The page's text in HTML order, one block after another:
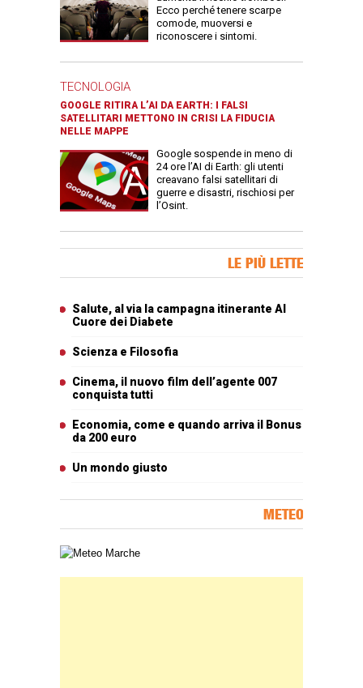
Ecco perché tenere scarpe
comode, muoversi e
riconoscere i sintomi.
TECNOLOGIA
GOOGLE RITIRA L’AI DA EARTH: I FALSI
SATELLITARI METTONO IN CRISI LA FIDUCIA
NELLE MAPPE
Google sospende in meno di
24 ore l’AI di Earth: gli utenti
creavano falsi satellitari di
guerre e disastri, rischiosi per
l’Osint.
LE PIÙ LETTE
Salute, al via la campagna itinerante Al
Cuore dei Diabete
Scienza e Filosofia
Cinema, il nuovo film dell’agente 007
conquista tutti
Economia, come e quando arriva il Bonus
da 200 euro
Un mondo giusto
METEO
Carta meteorologica delle Marche